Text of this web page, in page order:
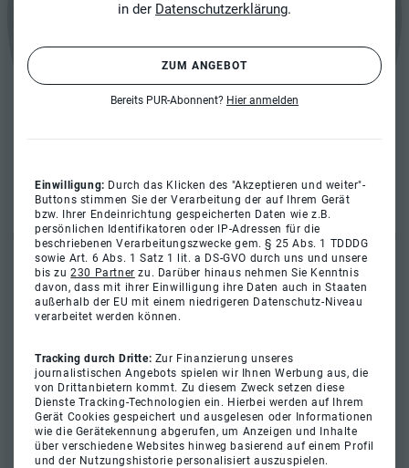
in der Datenschutzerklärung.
ZUM ANGEBOT
Bereits PUR-Abonnent? Hier anmelden
Einwilligung: Durch das Klicken des "Akzeptieren und weiter"-
Buttons stimmen Sie der Verarbeitung der auf Ihrem Gerät
bzw. Ihrer Endeinrichtung gespeicherten Daten wie z.B.
persönlichen Identifikatoren oder IP-Adressen für die
beschriebenen Verarbeitungszwecke gem. § 25 Abs. 1 TDDDG
sowie Art. 6 Abs. 1 Satz 1 lit. a DS-GVO durch uns und unsere
bis zu230 Partner zu. Darüber hinaus nehmen Sie Kenntnis
davon, dass mit ihrer Einwilligung ihre Daten auch in Staaten
außerhalb der EU mit einem niedrigeren Datenschutz-Niveau
verarbeitet werden können.
Tracking durch Dritte: Zur Finanzierung unseres
journalistischen Angebots spielen wir Ihnen Werbung aus, die
von Drittanbietern kommt. Zu diesem Zweck setzen diese
Dienste Tracking-Technologien ein. Hierbei werden auf Ihrem
Gerät Cookies gespeichert und ausgelesen oder Informationen
wie die Gerätekennung abgerufen, um Anzeigen und Inhalte
über verschiedene Websites hinweg basierend auf einem Profil
und der Nutzungshistorie personalisiert auszuspielen.